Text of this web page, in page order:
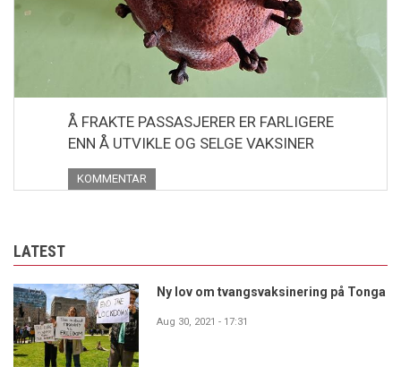
Å FRAKTE PASSASJERER ER FARLIGERE
ENN Å UTVIKLE OG SELGE VAKSINER
KOMMENTAR
LATEST
Ny lov om tvangsvaksinering på Tonga
Aug 30, 2021 - 17:31